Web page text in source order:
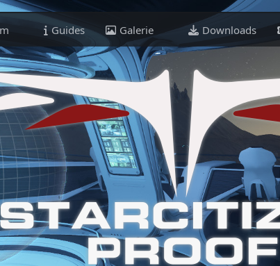
Guides Galerie Downloads